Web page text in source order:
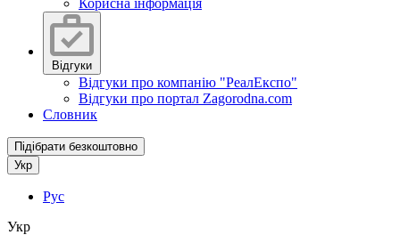
Корисна інформація
Відгуки
Відгуки про компанію "РеалЕкспо"
Відгуки про портал Zagorodna.com
Словник
Підібрати безкоштовно
Укр
Рус
Укр